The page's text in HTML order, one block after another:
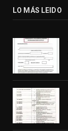
LO MÁS LEIDO